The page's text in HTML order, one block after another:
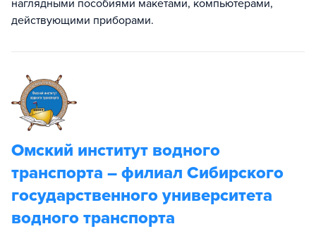
наглядными пособиями макетами, компьютерами,
действующими приборами.
Омский институт водного
транспорта – филиал Сибирского
государственного университета
водного транспорта